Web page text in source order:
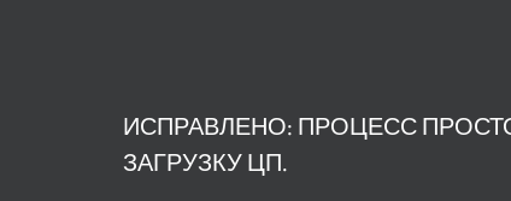
ИСПРАВЛЕНО: ПРОЦЕСС
ЗАГРУЗКУ ЦП.